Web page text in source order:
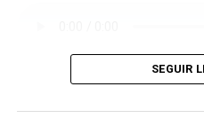
PALABRAS DE CARLOS GHIOLDI
SEGUIR